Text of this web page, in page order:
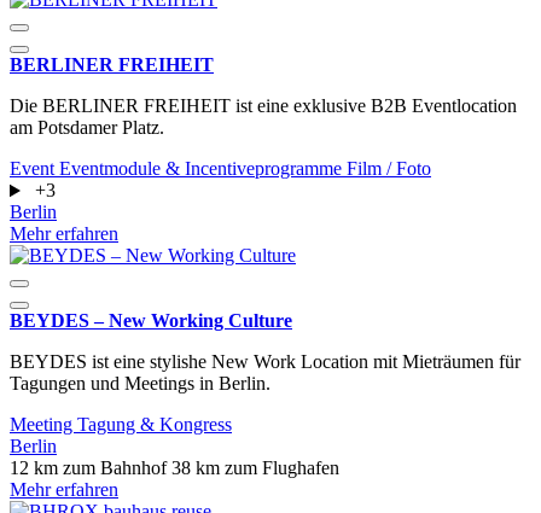
BERLINER FREIHEIT
Die BERLINER FREIHEIT ist eine exklusive B2B Eventlocation
am Potsdamer Platz.
Event Eventmodule & Incentiveprogramme Film / Foto
+3
Berlin
Mehr erfahren
BEYDES – New Working Culture
BEYDES ist eine stylishe New Work Location mit Mieträumen für
Tagungen und Meetings in Berlin.
Meeting Tagung & Kongress
Berlin
12 km zum Bahnhof38 km zum Flughafen
Mehr erfahren